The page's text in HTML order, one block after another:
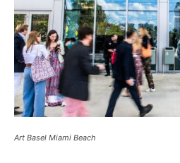
Art Basel Miami Beach